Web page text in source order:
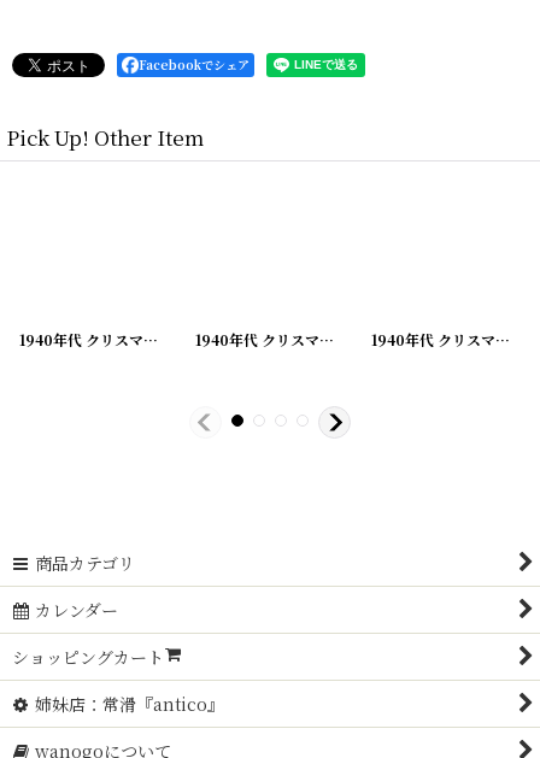
Facebookでシェア
Pick Up! Other Item
[210928-1 ] 210928-2]
1940年代 クリスマスグリーティング ビンテージカード 210928-3]
1940年代 クリスマスグリーティング ビンテージカード 1940年代 クリスマスグリーティング ビンテージカード
商品カテゴリ
カレンダー
ショッピングカート
姉妹店：常滑『antico』
wanogoについて